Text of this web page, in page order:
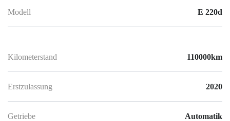
Modell E 220d
Kilometerstand 110000km
Erstzulassung 2020
Getriebe Automatik